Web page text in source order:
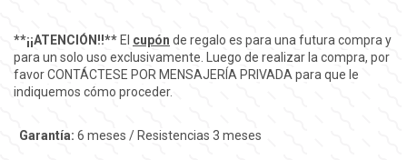
**¡¡ATENCIÓN!!**El cupón de regalo es para una futura compra y
para un solo uso exclusivamente. Luego de realizar la compra, por
favor CONTÁCTESE POR MENSAJERÍA PRIVADA para que le
indiquemos cómo proceder.
Garantía: 6 meses / Resistencias 3 meses